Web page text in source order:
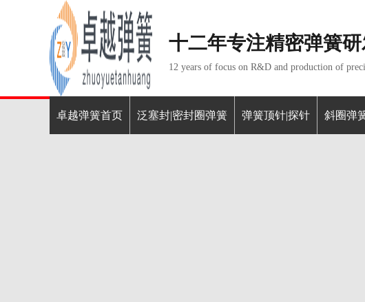
十二年专注精密弹簧
12 years of focus on R&D and production of
卓越弹簧首页 泛塞封|密封圈弹簧 弹簧顶针|探针 斜圈弹